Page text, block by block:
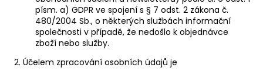
písm. a) GDPR ve spojení s § 7 odst. 2 zákona č.
480/2004 Sb., o některých službách informační
společnosti v případě, že nedošlo k objednávce
zboží nebo služby.
2. Účelem zpracování osobních údajů je
FRANCOUZSKÉ
SUCHÉ
445